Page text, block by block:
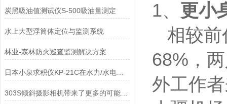
炭黑吸油值测试仪S-500吸油量测定
水上大型浮筒体定位与监测系统
林业-森林防火巡查监测解决方案
日本小泉求积仪KP-21C在水力/水电的使用
303S倾斜摄影相机带来了更多的可能性和创作空间
1、 更小
相较前
68%，
外工作